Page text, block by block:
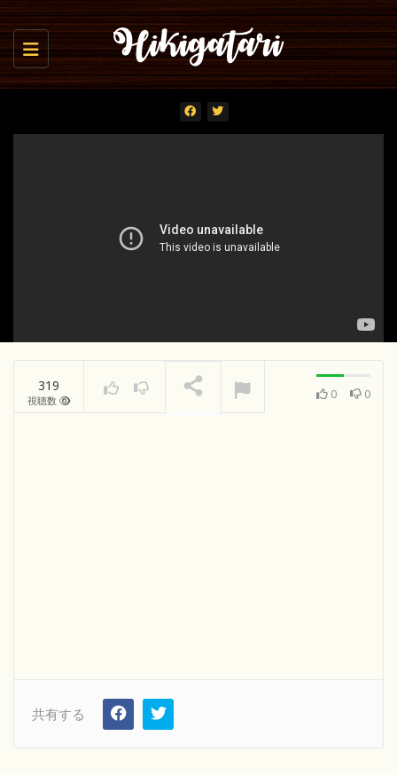
Toggle navigation
319
視聴数 0 0
共有する